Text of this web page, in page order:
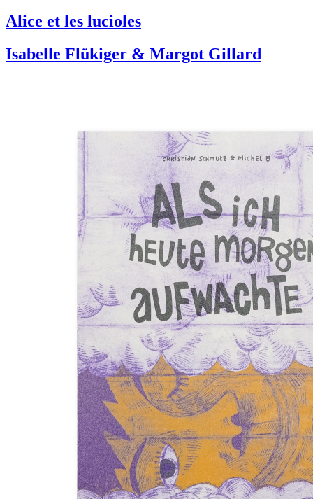
Alice et les lucioles
Isabelle Flükiger & Margot Gillard